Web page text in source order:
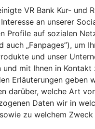
VR Bank Kur- und
an unserer
Profile auf sozialen
auch „Fanpages”), um
und unser
und mit Ihnen in
Erläuterungen geben
darüber, welche Art
Daten wir in
zu welchem